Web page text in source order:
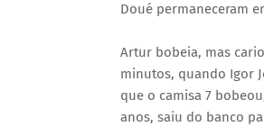
Doué permaneceram
Artur bobeia, mas
minutos, quando Igor
que o camisa 7
anos, saiu do banco